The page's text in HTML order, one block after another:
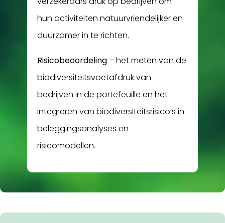
hun activiteiten natuurvriendelijker en
duurzamer in te richten.
Risicobeoordeling – het meten van de
biodiversiteitsvoetafdruk van
bedrijven in de portefeuille en het
integreren van biodiversiteitsrisico’s in
beleggingsanalyses en
risicomodellen.